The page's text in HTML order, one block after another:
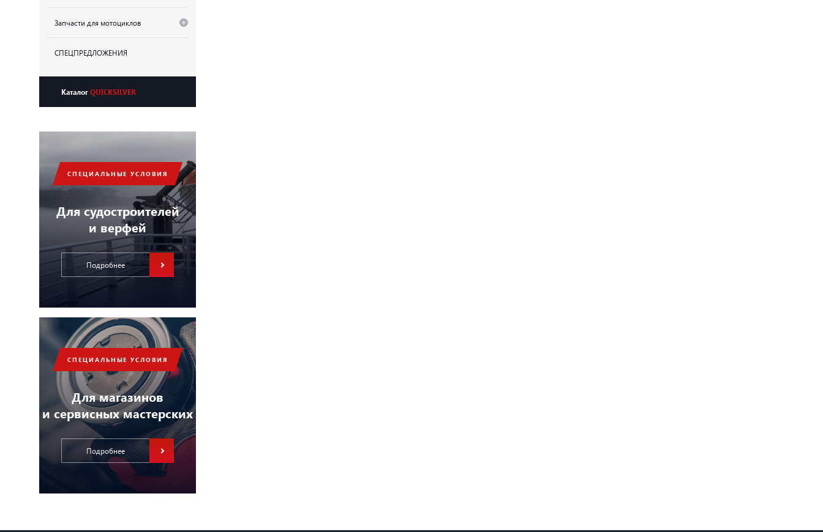
Запчасти для мотоциклов
СПЕЦПРЕДЛОЖЕНИЯ
КаталогQUICKSILVER
СПЕЦИАЛЬНЫЕ УСЛОВИЯ
Для судостроителей
и верфей
Подробнее
СПЕЦИАЛЬНЫЕ УСЛОВИЯ
Для магазинов
и сервисных мастерских
Подробнее